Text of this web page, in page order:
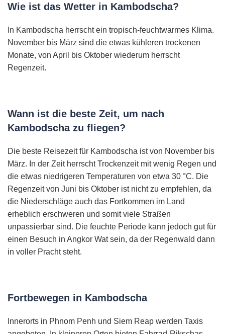
Wie ist das Wetter in Kambodscha?
In Kambodscha herrscht ein tropisch-feuchtwarmes Klima.
November bis März sind die etwas kühleren trockenen
Monate, von April bis Oktober wiederum herrscht
Regenzeit.
Wann ist die beste Zeit, um nach
Kambodscha zu fliegen?
Die beste Reisezeit für Kambodscha ist von November bis
März. In der Zeit herrscht Trockenzeit mit wenig Regen und
die etwas niedrigeren Temperaturen von etwa 30 °C. Die
Regenzeit von Juni bis Oktober ist nicht zu empfehlen, da
die Niederschläge auch das Fortkommen im Land
erheblich erschweren und somit viele Straßen
unpassierbar sind. Die feuchte Periode kann jedoch gut für
einen Besuch in Angkor Wat sein, da der Regenwald dann
in voller Pracht steht.
Fortbewegen in Kambodscha
Innerorts in Phnom Penh und Siem Reap werden Taxis